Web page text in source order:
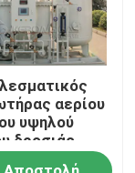
αερίου
υψηλού
δροσιάς
κατανάλωση